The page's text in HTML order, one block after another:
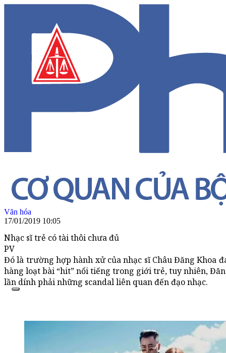
Văn hóa
17/01/2019 10:05
Nhạc sĩ trẻ có tài thôi chưa đủ
PV
Đó là trường hợp hành xử của nhạc sĩ Châu Đăng Khoa
hàng loạt bài “hit” nổi tiếng trong giới trẻ, tuy nhiên,
lần dính phải những scandal liên quan đến đạo nhạc.